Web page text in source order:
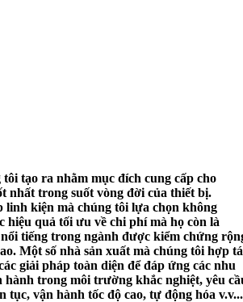
tạo ra nhằm mục đích cung cấp cho
nhất trong suốt vòng đời của thiết bị.
linh kiện mà chúng tôi lựa chọn không
hiệu quả tối ưu về chi phí mà họ còn là
tiếng trong ngành được kiểm chứng
Một số nhà sản xuất mà chúng tôi hợp
giải pháp toàn diện để đáp ứng các nhu
hành trong môi trường khắc nghiệt, yêu
tục, vận hành tốc độ cao, tự động hóa v.v...